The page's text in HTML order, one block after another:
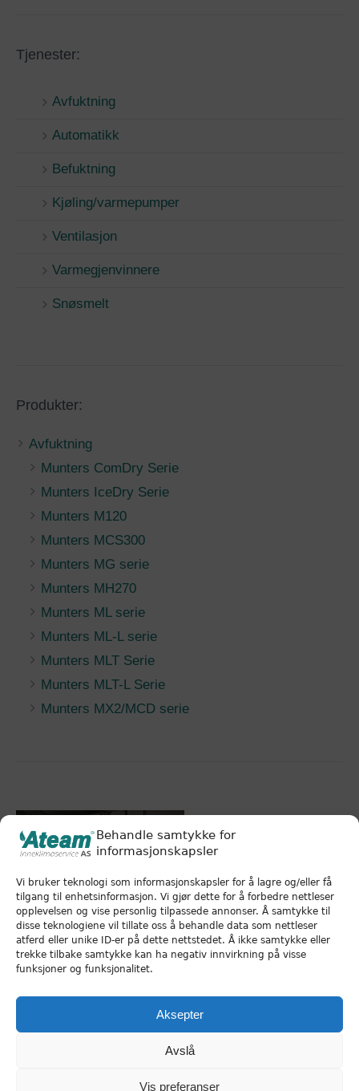
Behandle samtykke for
informasjonskapsler
Vi bruker teknologi som informasjonskapsler for å lagre og/eller få
tilgang til enhetsinformasjon. Vi gjør dette for å forbedre nettleser
opplevelsen og vise personlig tilpassede annonser. Å samtykke til
disse teknologiene vil tillate oss å behandle data som nettleser
atferd eller unike ID-er på dette nettstedet. Å ikke samtykke eller
trekke tilbake samtykke kan ha negativ innvirkning på visse
funksjoner og funksjonalitet.
Aksepter
Avslå
Vis preferanser
Tjenester:
Avfuktning
Automatikk
Befuktning
Kjøling/varmepumper
Ventilasjon
Varmegjenvinnere
Snøsmelt
Produkter:
Avfuktning
Munters ComDry Serie
Munters IceDry Serie
Munters M120
Munters MCS300
Munters MG serie
Munters MH270
Munters ML serie
Munters ML-L serie
Munters MLT Serie
Munters MLT-L Serie
Munters MX2/MCD serie